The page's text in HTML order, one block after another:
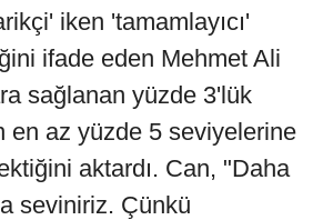
iken 'tamamlayıcı'
ifade eden Mehmet Ali
sağlanan yüzde 3'lük
en az yüzde 5 seviyelerine
aktardı. Can, "Daha
seviniriz. Çünkü